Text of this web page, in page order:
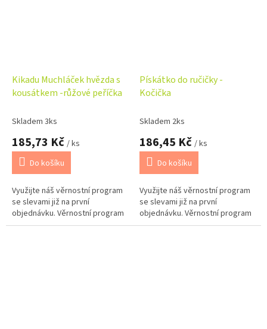
Kikadu Muchláček hvězda s
kousátkem -růžové peříčka
Skladem 3ks
185,73 Kč / ks
Do košíku
Využijte náš věrnostní program
se slevami již na první
objednávku. Věrnostní program
Pískátko do ručičky -
Kočička
Skladem 2ks
186,45 Kč / ks
Do košíku
Využijte náš věrnostní program
se slevami již na první
objednávku. Věrnostní program